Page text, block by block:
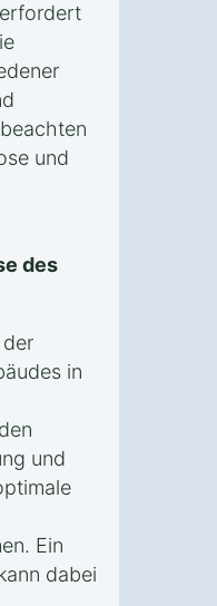
und
des
in
und
Ein
dabei